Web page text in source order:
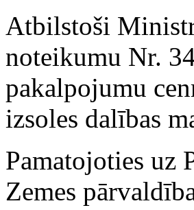
Atbilstoši
noteikumu Nr.
pakalpojumu
izsoles dalības
Pamatojoties uz
Zemes